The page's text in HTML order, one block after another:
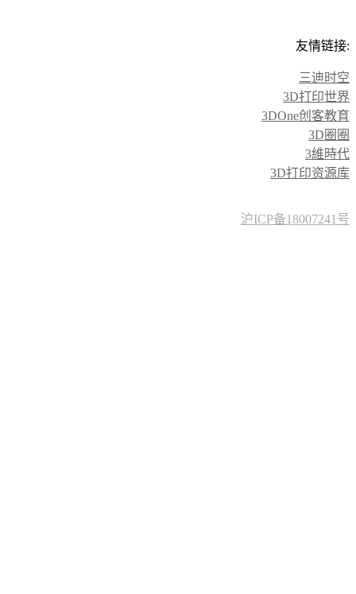
友情链接:
三迪时空
3D打印世界
3DOne创客教育
3D圈圈
3維時代
3D打印资源库
沪ICP备18007241号